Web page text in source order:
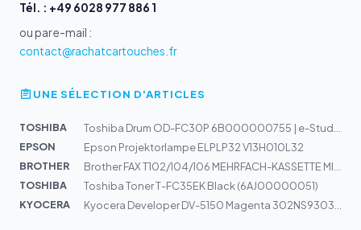
Tél. : +49 6028 977 886 1
ou par e-mail :
contact@rachatcartouches.fr
UNE SÉLECTION D'ARTICLES
TOSHIBA
Toshiba Drum OD-FC30P 6B000000755 | e-Studio 305CS
EPSON
Epson Projektorlampe ELPLP32 V13H010L32
BROTHER
Brother FAX T102/104/106 MEHRFACH-KASSETTE MIT ROLLE, C...
TOSHIBA
Toshiba Toner T-FC35EK Black (6AJ00000051)
KYOCERA
Kyocera Developer DV-5150 Magenta 302NS93030 | M6035, M...